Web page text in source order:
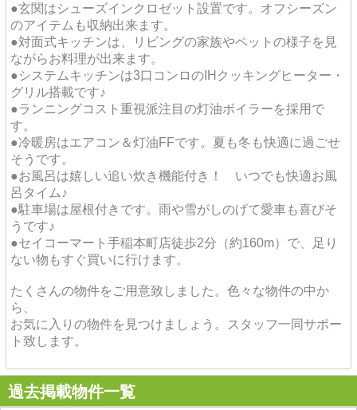
●玄関はシューズインクロゼット設置です。オフシーズン
のアイテムも収納出来ます。
●対面式キッチンは、リビングの家族やペットの様子を見
ながらお料理が出来ます。
●システムキッチンは3口コンロのIHクッキングヒーター・
グリル搭載です♪
●ランニングコスト重視派注目の灯油ボイラーを採用で
す。
●冷暖房はエアコン＆灯油FFです。夏も冬も快適に過ごせ
そうです。
●お風呂は嬉しい追い炊き機能付き！ いつでも快適お風
呂タイム♪
●駐車場は屋根付きです。雨や雪がしのげて愛車も喜びそ
うです♪
●セイコーマート手稲本町店徒歩2分（約160m）で、足り
ない物もすぐ買いに行けます。
たくさんの物件をご用意致しました。色々な物件の中か
ら、
お気に入りの物件を見つけましょう。スタッフ一同サポー
ト致します。
過去掲載物件一覧